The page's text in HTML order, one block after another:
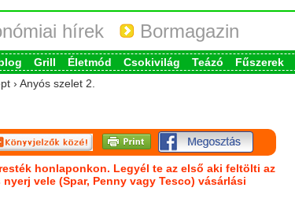
hírek Bormagazin
Grill Életmód Csokivilág Teázó Fűszerek
› Anyós szelet 2.
honlaponkon. Legyél te az első aki feltölti az
vele (Spar, Penny vagy Tesco) vásárlási